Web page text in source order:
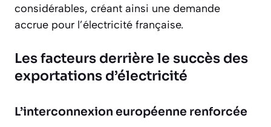
considérables, créant ainsi une demande
accrue pour l’électricité française.
Les facteurs derrière le succès des
exportations d’électricité
L’interconnexion européenne renforcée